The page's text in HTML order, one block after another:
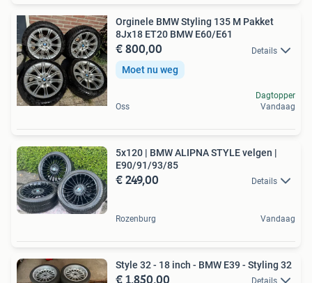
Orginele BMW Styling 135 M Pakket
8Jx18 ET20 BMW E60/E61
€ 800,00 Details
Moet nu weg
Oss
Dagtopper
Vandaag
5x120 | BMW ALIPNA STYLE velgen |
E90/91/93/85
€ 249,00 Details
Rozenburg Vandaag
Style 32 - 18 inch - BMW E39 - Styling 32
€ 1.850,00 Details